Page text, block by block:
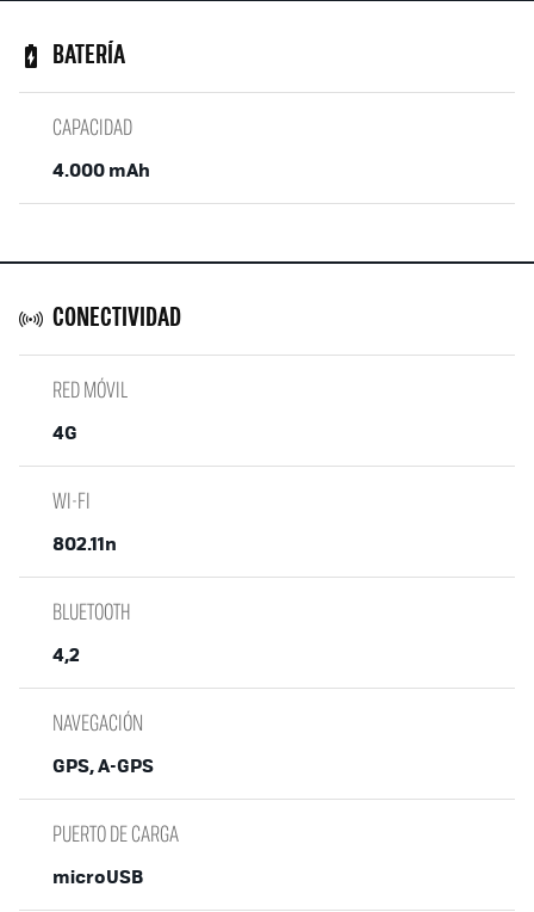
BATERÍA
CAPACIDAD
4.000 mAh
CONECTIVIDAD
RED MÓVIL
4G
WI-FI
802.11n
BLUETOOTH
4,2
NAVEGACIÓN
GPS, A-GPS
PUERTO DE CARGA
microUSB